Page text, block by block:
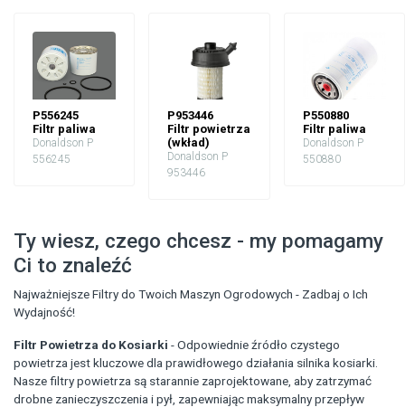
P556245
Filtr paliwa
Donaldson P
556245
P953446
Filtr powietrza
(wkład)
Donaldson P
953446
P550880
Filtr paliwa
Donaldson P
550880
Ty wiesz, czego chcesz - my pomagamy
Ci to znaleźć
Najważniejsze Filtry do Twoich Maszyn Ogrodowych - Zadbaj o Ich
Wydajność!
Filtr Powietrza do Kosiarki - Odpowiednie źródło czystego
powietrza jest kluczowe dla prawidłowego działania silnika kosiarki.
Nasze filtry powietrza są starannie zaprojektowane, aby zatrzymać
drobne zanieczyszczenia i pył, zapewniając maksymalny przepływ